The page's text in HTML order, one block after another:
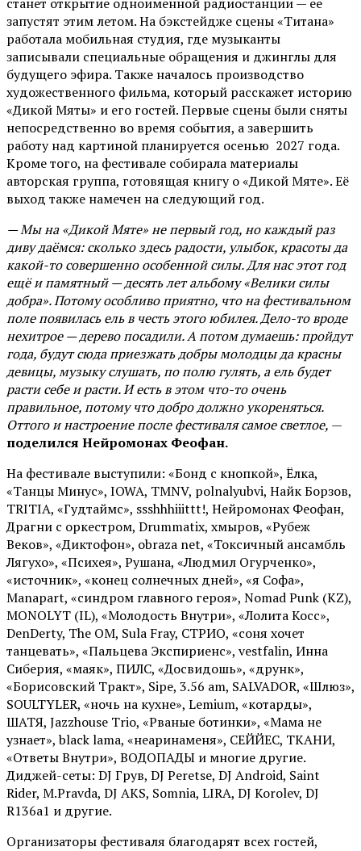
запустят этим летом. На бэкстейдже сцены «Титана»
работала мобильная студия, где музыканты
записывали специальные обращения и джинглы для
будущего эфира. Также началось производство
художественного фильма, который расскажет историю
«Дикой Мяты» и его гостей. Первые сцены были сняты
непосредственно во время события, а завершить
работу над картиной планируется осенью 2027 года.
Кроме того, на фестивале собирала материалы
авторская группа, готовящая книгу о «Дикой Мяте». Её
выход также намечен на следующий год.
— Мы на «Дикой Мяте» не первый год, но каждый раз
диву даёмся: сколько здесь радости, улыбок, красоты да
какой-то совершенно особенной силы. Для нас этот год
ещё и памятный — десять лет альбому «Велики силы
добра». Потому особливо приятно, что на фестивальном
поле появилась ель в честь этого юбилея. Дело-то вроде
нехитрое — дерево посадили. А потом думаешь: пройдут
года, будут сюда приезжать добры молодцы да красны
девицы, музыку слушать, по полю гулять, а ель будет
расти себе и расти. И есть в этом что-то очень
правильное, потому что добро должно укореняться.
Оттого и настроение после фестиваля самое светлое, —
поделился Нейромонах Феофан.
На фестивале выступили: «Бонд с кнопкой», Ёлка,
«Танцы Минус», IOWA, TMNV, polnalyubvi, Найк Борзов,
TRITIA, «Гудтаймс», ssshhhiiittt!, Нейромонах Феофан,
Драгни с оркестром, Drummatix, хмыров, «Рубеж
Веков», «Диктофон», obraza net, «Токсичный ансамбль
Лягухо», «Психея», Рушана, «Людмил Огурченко»,
«источник», «конец солнечных дней», «я Софа»,
Manapart, «синдром главного героя», Nomad Punk (KZ),
MONOLYT (IL), «Молодость Внутри», «Лолита Косс»,
DenDerty, The OM, Sula Fray, СТРИО, «соня хочет
танцевать», «Пальцева Экспириенс», vestfalin, Инна
Сиберия, «маяк», ПИЛС, «Досвидошь», «друнк»,
«Борисовский Тракт», Sipe, 3.56 am, SALVADOR, «Шлюз»,
SOULTYLER, «ночь на кухне», Lemium, «котарды»,
ШАТЯ, Jazzhouse Trio, «Рваные ботинки», «Мама не
узнает», black lama, «неаринаменя», СЕЙЙЕС, ТКАНИ,
«Ответы Внутри», ВОДОПАДЫ и многие другие.
Диджей-сеты: DJ Грув, DJ Peretse, DJ Android, Saint
Rider, М.Pravda, DJ AKS, Somnia, LIRA, DJ Korolev, DJ
R136a1 и другие.
Организаторы фестиваля благодарят всех гостей,